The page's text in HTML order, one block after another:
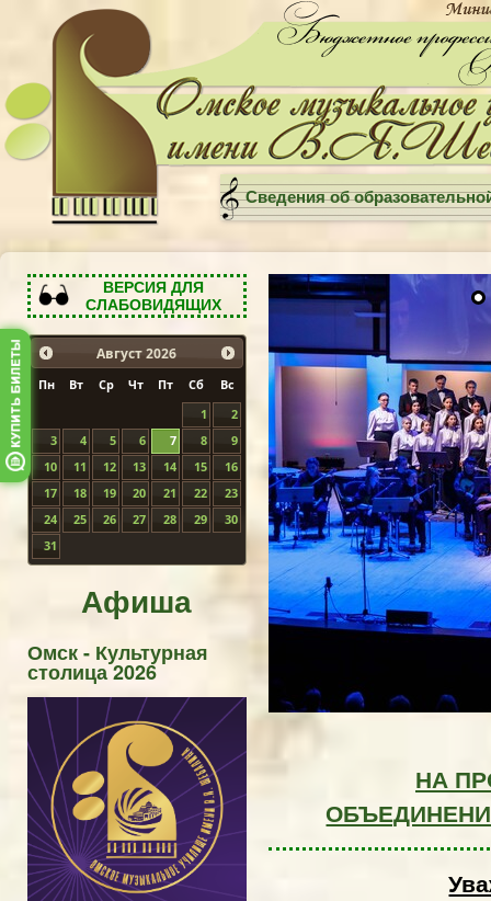
Сведения об
ВЕРСИЯ ДЛЯ
СЛАБОВИДЯЩИХ
Август 2026
Пн Вт Ср Чт Пт Сб
Вс
1
2
3
4 5 6 7 8
9
10
11 12 13 14 15
16
17
18 19 20 21 22
23
24
25 26 27 28 29
30
31
Афиша
Омск - Культурная
столица 2026
НА